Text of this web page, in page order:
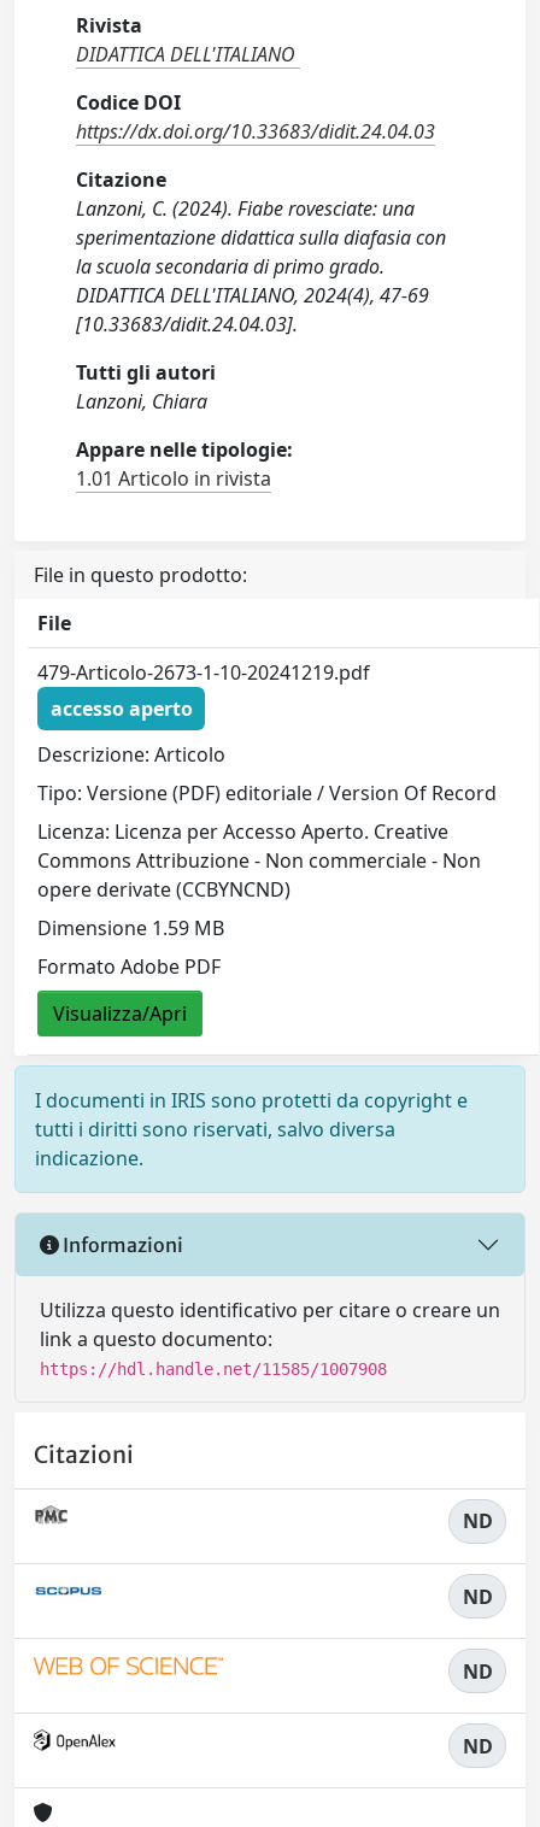
Rivista
DIDATTICA DELL'ITALIANO
Codice DOI
https://dx.doi.org/10.33683/didit.24.04.03
Citazione
Lanzoni, C. (2024). Fiabe rovesciate: una
sperimentazione didattica sulla diafasia con
la scuola secondaria di primo grado.
DIDATTICA DELL'ITALIANO, 2024(4), 47-69
[10.33683/didit.24.04.03].
Tutti gli autori
Lanzoni, Chiara
Appare nelle tipologie:
1.01 Articolo in rivista
File in questo prodotto:
File
479-Articolo-2673-1-10-20241219.pdf
accesso aperto
Descrizione: Articolo
Tipo: Versione (PDF) editoriale / Version Of Record
Licenza: Licenza per Accesso Aperto. Creative
Commons Attribuzione - Non commerciale - Non
opere derivate (CCBYNCND)
Dimensione 1.59 MB
Formato Adobe PDF
Visualizza/Apri
I documenti in IRIS sono protetti da copyright e
tutti i diritti sono riservati, salvo diversa
indicazione.
Informazioni
Utilizza questo identificativo per citare o creare un
link a questo documento:
https://hdl.handle.net/11585/1007908
Citazioni
ND
ND
ND
ND